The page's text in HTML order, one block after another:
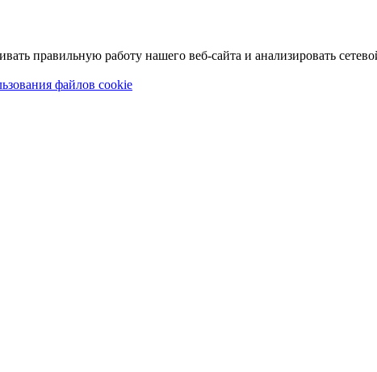
правильную работу нашего веб-сайта и анализировать
файлов cookie